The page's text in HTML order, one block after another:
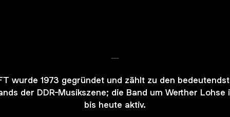
-
wurde 1973 gegründet und zählt zu den
der DDR-Musikszene; die Band um Werther Lohse
bis heute aktiv.